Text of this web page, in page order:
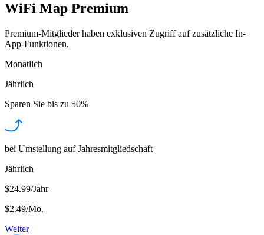
WiFi Map Premium
Premium-Mitglieder haben exklusiven Zugriff auf zusätzliche In-
App-Funktionen.
Monatlich
Jährlich
Sparen Sie bis zu 50%
bei Umstellung auf Jahresmitgliedschaft
Jährlich
$24.99/Jahr
$2.49/Mo.
Weiter